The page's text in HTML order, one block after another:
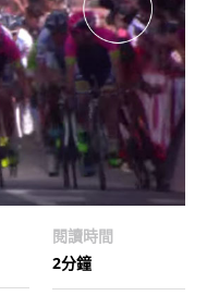
閱讀時間
2分鐘